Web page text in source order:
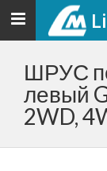
Toggle
navigation
ШРУС
левый
2WD,